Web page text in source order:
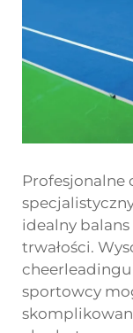
Profesjonalne
idealny
trwałości.
sportowcy